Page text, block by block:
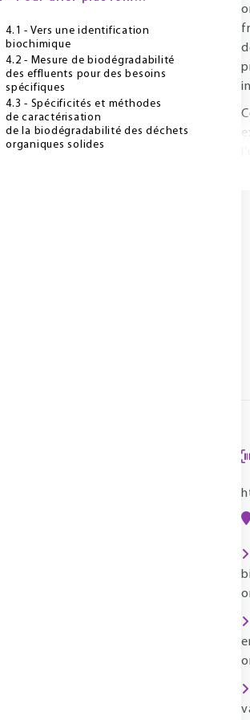
4.1 - Vers une identification
biochimique
4.2 - Mesure de biodégradabilité
des effluents pour des besoins
spécifiques
4.3 - Spécificités et méthodes
de caractérisation
de la biodégradabilité des déchets
organiques solides